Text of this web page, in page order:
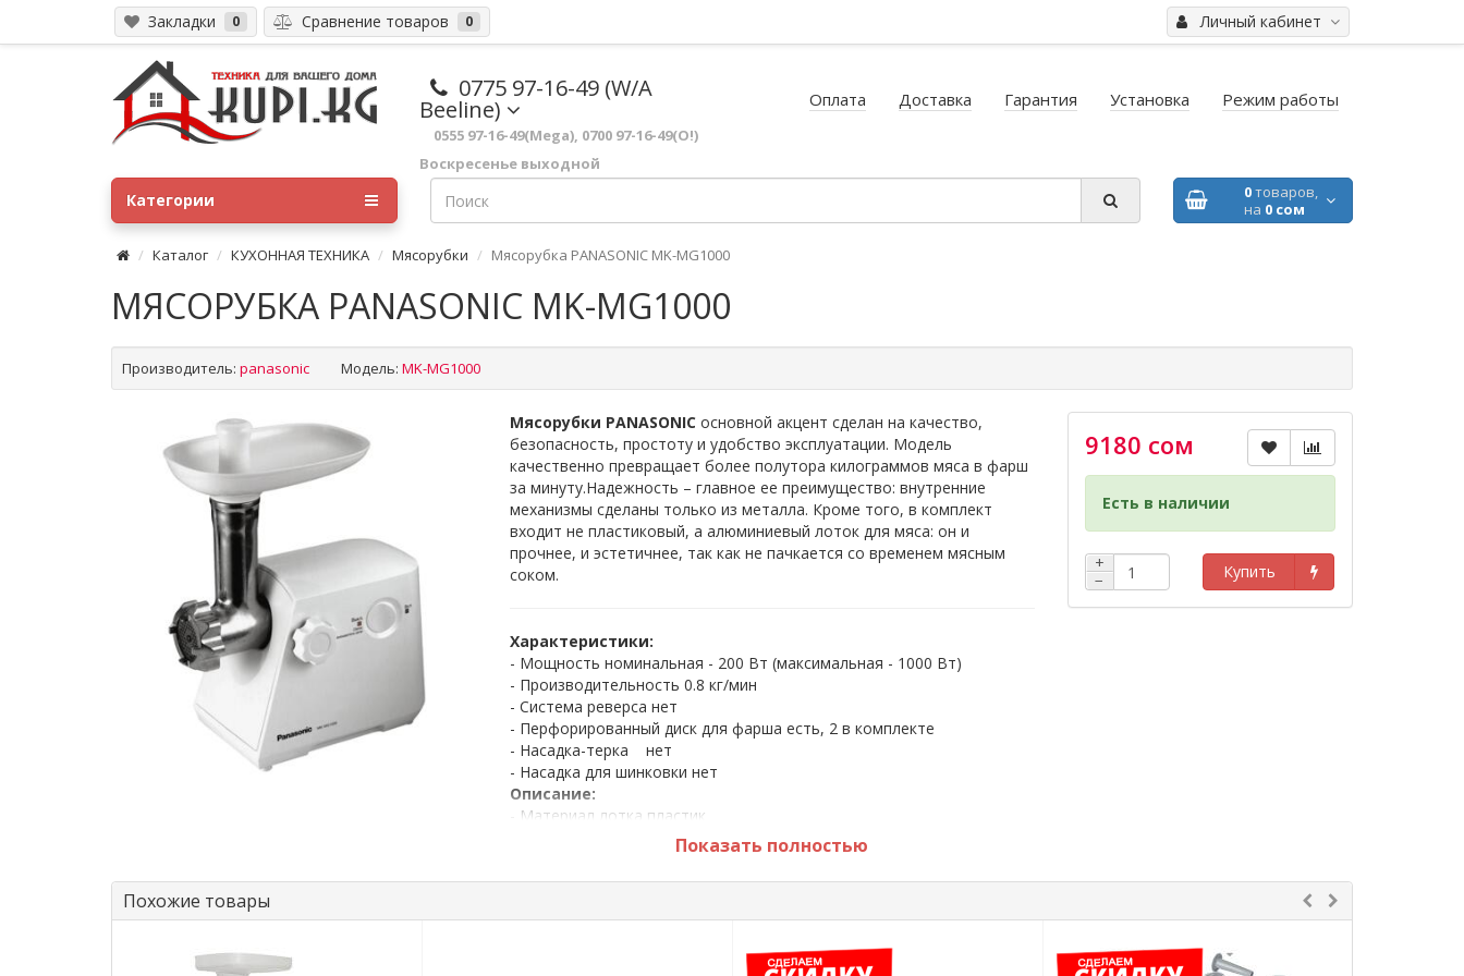
Личный кабинет
Закладки 0 Сравнение товаров 0
0775 97-16-49 (W/A
Beeline)
0555 97-16-49(Mega), 0700 97-16-49(O!)
Воскресенье выходной
Оплата Доставка Гарантия Установка Режим работы
0товаров,
на 0 сом
Категории
Каталог КУХОННАЯ ТЕХНИКА Мясорубки Мясорубка PANASONIC MK-MG1000
МЯСОРУБКА PANASONIC MK-MG1000
Производитель: panasonic Модель: MK-MG1000
Мясорубки PANASONIC основной акцент сделан на качество,
безопасность, простоту и удобство эксплуатации. Модель
качественно превращает более полутора килограммов мяса в фарш
за минуту.Надежность – главное ее преимущество: внутренние
механизмы сделаны только из металла. Кроме того, в комплект
входит не пластиковый, а алюминиевый лоток для мяса: он и
прочнее, и эстетичнее, так как не пачкается со временем мясным
соком.
Характеристики:
- Мощность номинальная - 200 Вт (максимальная - 1000 Вт)
- Производительность 0.8 кг/мин
- Система реверса нет
- Перфорированный диск для фарша есть, 2 в комплекте
- Насадка-терка нет
- Насадка для шинковки нет
Описание:
- Материал лотка пластик
- Материал корпуса пластик
- Длина сетевого шнура 0.9 м
- Габариты (ШxВxГ)164x391x327 мм
*** Размещённая на сайте информация не является
Показать полностью
9180 сом
Есть в наличии
+
−
Купить
Похожие товары